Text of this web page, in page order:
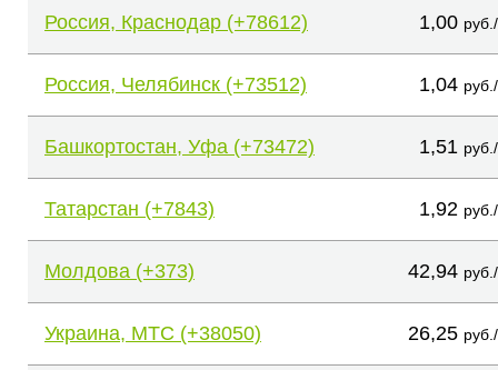
Россия, Краснодар (+78612) 1,00
Россия, Челябинск (+73512) 1,04
Башкортостан, Уфа (+73472) 1,51
Татарстан (+7843) 1,92
Молдова (+373) 42,94
Украина, МТС (+38050) 26,25